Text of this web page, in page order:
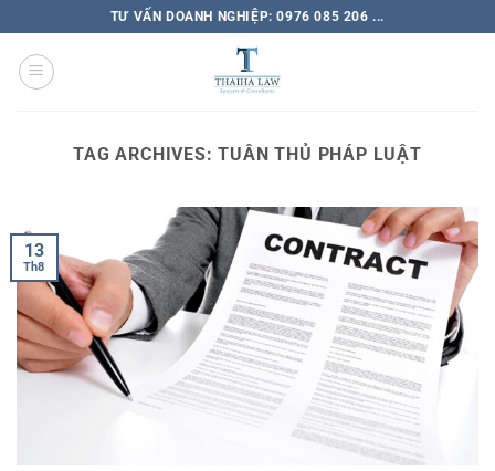
TƯ VẤN DOANH NGHIỆP: 0976 085 206 ...
TAG ARCHIVES:TUÂN THỦ PHÁP LUẬT
13
Th8